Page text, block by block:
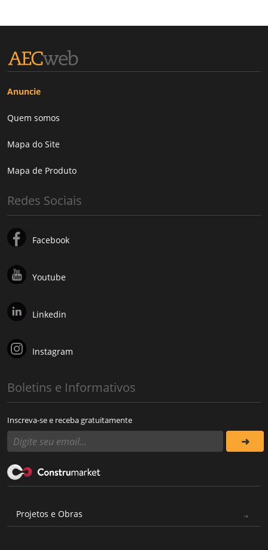
Anuncie
Quem somos
Mapa do Site
Mapa de Produto
Redes Sociais
Facebook
Youtube
Linkedin
Instagram
Boletins e Informativos
Inscreva-se e receba gratuitamente
Projetos e Obras